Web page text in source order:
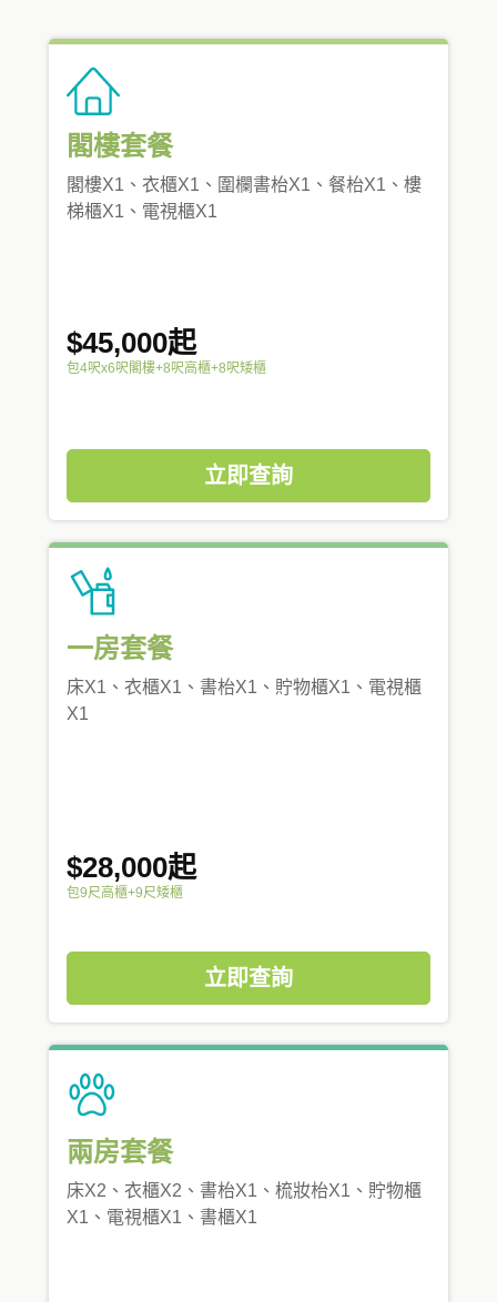
閣樓套餐
閣樓X1、衣櫃X1、圍欄書枱X1、餐枱X1、樓
梯櫃X1、電視櫃X1
$45,000起
包4呎x6呎閣樓+8呎高櫃+8呎矮櫃
立即查詢
一房套餐
床X1、衣櫃X1、書枱X1、貯物櫃X1、電視櫃
X1
$28,000起
包9尺高櫃+9尺矮櫃
立即查詢
兩房套餐
床X2、衣櫃X2、書枱X1、梳妝枱X1、貯物櫃
X1、電視櫃X1、書櫃X1